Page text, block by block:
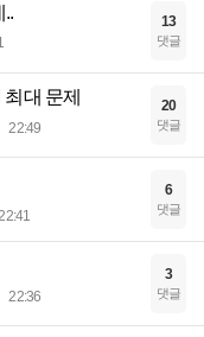
.. 13
댓글
대 문제
22:49
20
댓글
22:41
6
댓글
22:36
3
댓글